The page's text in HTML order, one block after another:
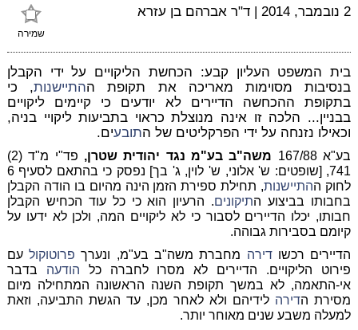
שמירה
2 נובמבר, 2014 | ד"ר אברהם בן עזרא
בית המשפט העליון קבע: הכחשת הליקויים על ידי הקבלן
בנסיבות מסוימות מאריכה את תקופת ההתיישנות, כי
בתקופת ההכחשה הדיירים לא יודעים כי קיימים ליקויים
בבניין... הלכה זו אינה מנוצלת כראוי בתביעות ליקויי בניה,
וכאילו נזנחה על ידי הפרקליטים של התובעים.
בע"א 167/88 משה"ב בע"מ נגד יהודית שטרן,
פד"י מ"ד (2)
741, [שופטים: ש' אלוני, ש' לוין, ג' בך] נפסק כי בהתאם לסעיף 6
לחוק ההתיישנות, תחילת ספירת הזמן הינה מהיום בו הודה הקבלן
בחבותו בביצוע התיקונים. הרעיון הוא כי כל עוד הכחיש הקבלן
חבותו, יכלו הדיירים לסבור כי לא ליקויים המה, ולכן לא ידעו על
קיומם בסבירות גבוהה.
הדיירים רכשודירה מחברת משה"ב בע"מ, ונערך פרוטוקולעם
פירוט הליקויים. הדיירים לא מסרו לחברה כל הודעה בדבר
אי-התאמה, לא במשך תקופת השנה הראשונה המתחילה מיום
מסירת הדירה לידיהם ולא לאחר מכן, עד הגשת התביעה, וזאת
למעלה משבע שנים מאוחר יותר.